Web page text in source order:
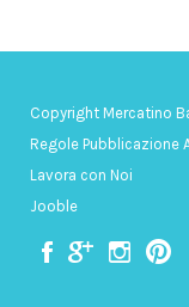
Copyright Mercatino
Regole Pubblicazione
Lavora con Noi
Jooble